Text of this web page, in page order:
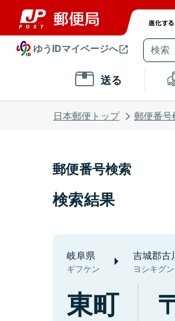
ゆうIDマイページへ
送る
日本郵便トップ 郵便番号
郵便番号検索
検索結果
岐阜県
ギフケン
吉城郡古
ヨシキグ
東町